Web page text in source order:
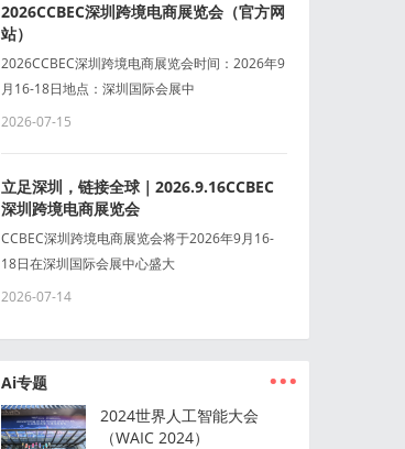
2026CCBEC深圳跨境电商展览会（官方网
站）
2026CCBEC深圳跨境电商展览会时间：2026年9
月16-18日地点：深圳国际会展中
2026-07-15
立足深圳，链接全球｜2026.9.16CCBEC
深圳跨境电商展览会
CCBEC深圳跨境电商展览会将于2026年9月16-
18日在深圳国际会展中心盛大
2026-07-14
Ai专题 ...
2024世界人工智能大会
（WAIC 2024）